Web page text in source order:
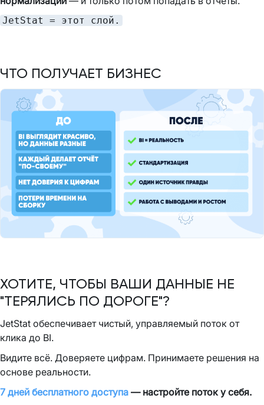
JetStat = этот слой.
ЧТО ПОЛУЧАЕТ БИЗНЕС
ХОТИТЕ, ЧТОБЫ ВАШИ ДАННЫЕ НЕ
"ТЕРЯЛИСЬ ПО ДОРОГЕ"?
JetStat обеспечивает чистый, управляемый поток от
клика до BI.
Видите всё. Доверяете цифрам. Принимаете решения на
основе реальности.
7 дней бесплатного доступа — настройте поток у себя.